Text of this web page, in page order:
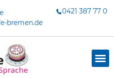
0421 387 77 0
bremen.de